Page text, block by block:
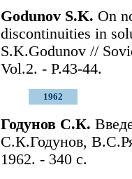
Godunov S.K. On
discontinuities in
S.K.Godunov //
Vol.2. - P.43-44.
1962
Годунов С.К.
С.К.Годунов,
1962. - 340 с.